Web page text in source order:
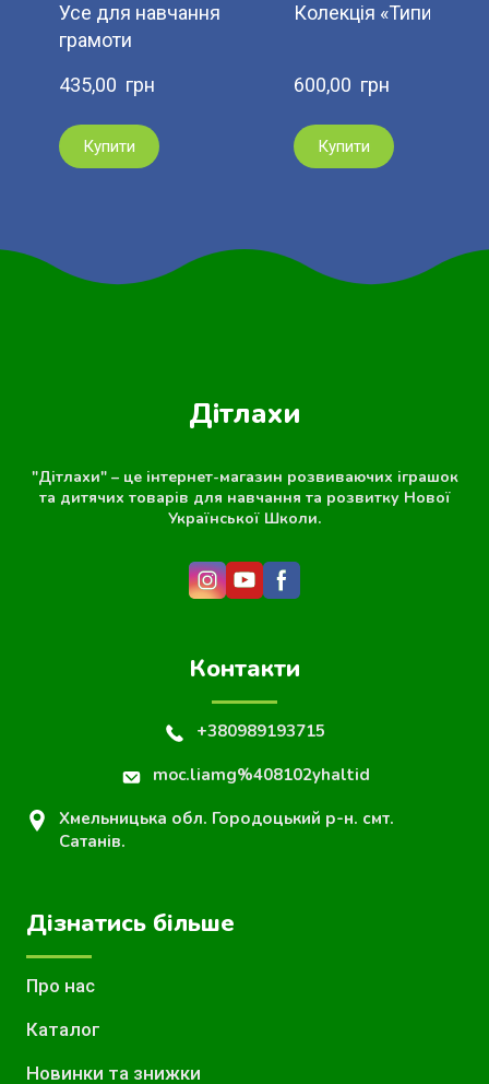
Усе для навчання
грамоти
435,00  грн
Купити
Колекція «Типи
600,00  грн
Купити
Дітлахи
"Дітлахи" – це інтернет-магазин розвиваючих іграшок
та дитячих товарів для навчання та розвитку Нової
Української Школи.
Контакти
+380989193715
moc.liamg%408102yhaltid
Хмельницька обл. Городоцький р-н. смт.
Сатанів.
Дізнатись більше
Про нас
Каталог
Новинки та знижки